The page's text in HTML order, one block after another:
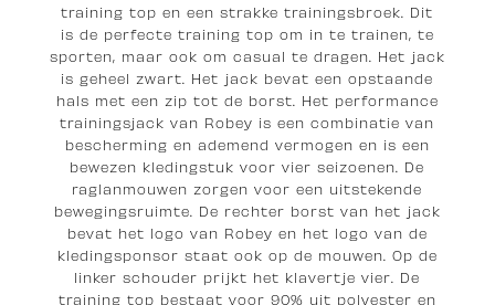
training top en een strakke trainingsbroek. Dit
is de perfecte training top om in te trainen, te
sporten, maar ook om casual te dragen. Het jack
is geheel zwart. Het jack bevat een opstaande
hals met een zip tot de borst. Het performance
trainingsjack van Robey is een combinatie van
bescherming en ademend vermogen en is een
bewezen kledingstuk voor vier seizoenen. De
raglanmouwen zorgen voor een uitstekende
bewegingsruimte. De rechter borst van het jack
bevat het logo van Robey en het logo van de
kledingsponsor staat ook op de mouwen. Op de
linker schouder prijkt het klavertje vier. De
training top bestaat voor 90% uit polyester en